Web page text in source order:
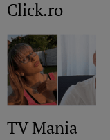
Click.ro
TV Mania